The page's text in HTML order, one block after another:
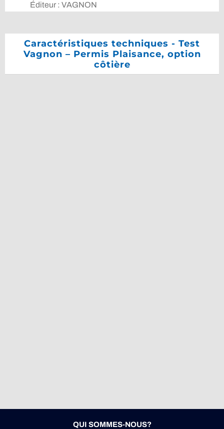
Éditeur : VAGNON
Caractéristiques techniques - Test
Vagnon – Permis Plaisance, option
côtière
QUI SOMMES-NOUS?